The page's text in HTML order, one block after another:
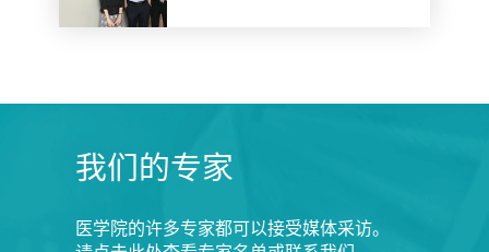
我们的专家
医学院的许多专家都可以接受媒体采访。